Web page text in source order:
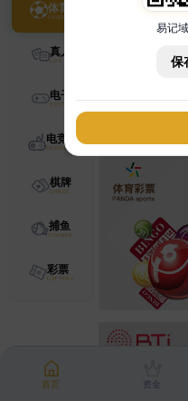
体育
真人
电子
电竞
棋牌
捕鱼
彩票
首页 资金
易记
保